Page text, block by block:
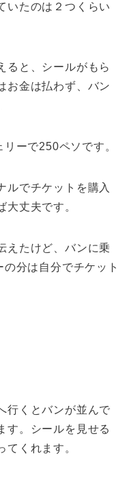
いたのは２つくらい
ると、シールがもら
お金は払わず、バン
ーで250ペソです。
ルでチケットを購入
大丈夫です。
えたけど、バンに乗
分は自分でチケット
行くとバンが並んで
す。シールを見せる
てくれます。